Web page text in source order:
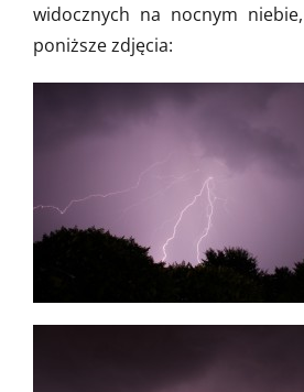
widocznych na nocnym
poniższe zdjęcia: